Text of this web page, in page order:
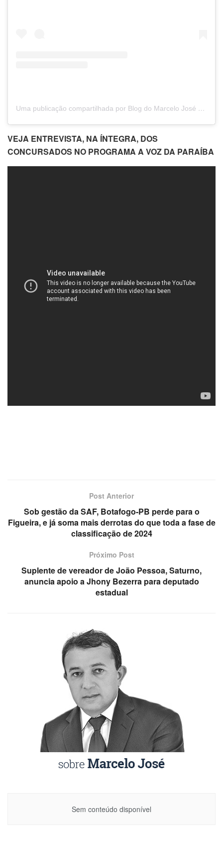
Uma publicação compartilhada por Blog do Marcelo José (@marcelojosepb)
VEJA ENTREVISTA, NA ÍNTEGRA, DOS
CONCURSADOS NO PROGRAMA A VOZ DA PARAÍBA
Post Anterior
Sob gestão da SAF, Botafogo-PB perde para o
Figueira, e já soma mais derrotas do que toda a fase de
classificação de 2024
Próximo Post
Suplente de vereador de João Pessoa, Saturno,
anuncia apoio a Jhony Bezerra para deputado
estadual
Sem conteúdo disponível